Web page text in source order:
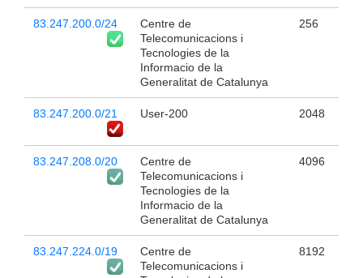
83.247.200.0/24
Centre de
Telecomunicacions i
Tecnologies de la
Informacio de la
Generalitat de Catalunya
256
83.247.200.0/21 User-200 2048
83.247.208.0/20
Centre de
Telecomunicacions i
Tecnologies de la
Informacio de la
Generalitat de Catalunya
4096
83.247.224.0/19
Centre de
Telecomunicacions i
8192